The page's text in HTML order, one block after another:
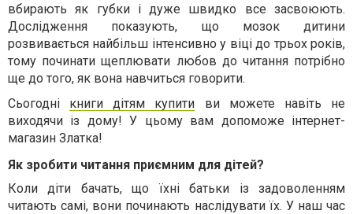
вбирають як губки і дуже швидко все засвоюють.
Дослідження показують, що мозок дитини
розвивається найбільш інтенсивно у віці до трьох років,
тому починати щеплювати любов до читання потрібно
ще до того, як вона навчиться говорити.
Сьогодні книги дітям купити ви можете навіть не
виходячи із дому! У цьому вам допоможе інтернет-
магазин Златка!
Як зробити читання приємним для дітей?
Коли діти бачать, що їхні батьки із задоволенням
читають самі, вони починають наслідувати їх. У наш час